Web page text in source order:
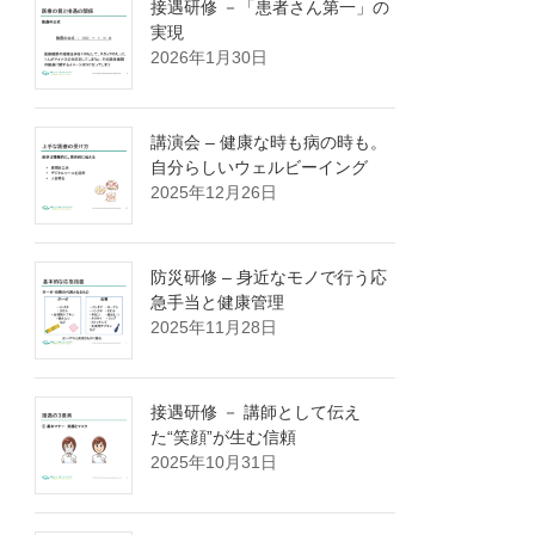
接遇研修 －「患者さん第一」の
実現
2026年1月30日
講演会 – 健康な時も病の時も。
自分らしいウェルビーイング
2025年12月26日
防災研修 – 身近なモノで行う応
急手当と健康管理
2025年11月28日
接遇研修 － 講師として伝え
た“笑顔”が生む信頼
2025年10月31日